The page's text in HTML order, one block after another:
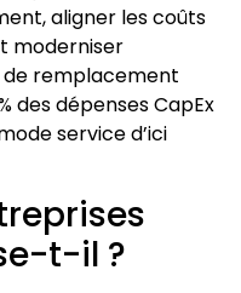
aligner les coûts
moderniser
remplacement
des dépenses CapEx
service d’ici
t-il ?